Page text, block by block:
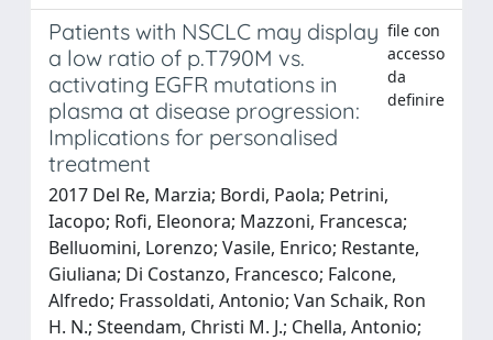
Patients with NSCLC may display
a low ratio of p.T790M vs.
activating EGFR mutations in
plasma at disease progression:
Implications for personalised
treatment
file con
accesso
da
definire
2017 Del Re, Marzia; Bordi, Paola; Petrini,
Iacopo; Rofi, Eleonora; Mazzoni, Francesca;
Belluomini, Lorenzo; Vasile, Enrico; Restante,
Giuliana; Di Costanzo, Francesco; Falcone,
Alfredo; Frassoldati, Antonio; Van Schaik, Ron
H. N.; Steendam, Christi M. J.; Chella, Antonio;